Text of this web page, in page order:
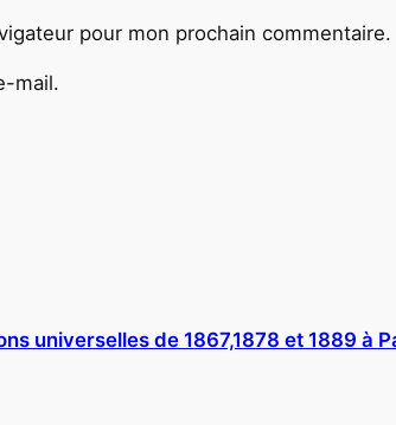
pour mon prochain commentaire.
mail.
universelles de 1867,1878 et 1889 à